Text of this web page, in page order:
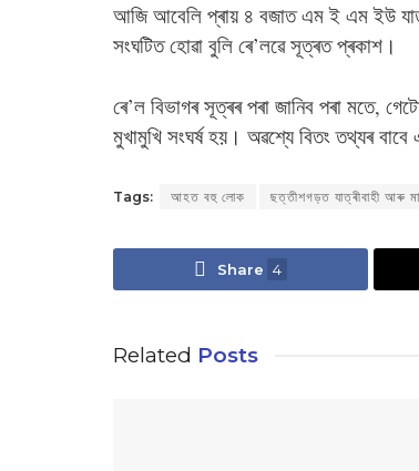
আজি আবেলি প্ৰায় ৪ বজাত এম ই এম ইউ
সংঘটিত হোৱা বুলি ৰে’লৱে সূত্ৰত প্ৰকাশ।
ৰে’ল বিভাগৰ সূত্ৰৰ পৰা জানিব পৰা মতে,
মুখামুখি সংঘৰ্ষ হয়। অৱশ্যে বিতং তথ্যৰ বাবে
Tags: আহত বহু লোক ছত্তীশগড়ত যাত্ৰীবাহী আৰু
Share 4
Related Posts